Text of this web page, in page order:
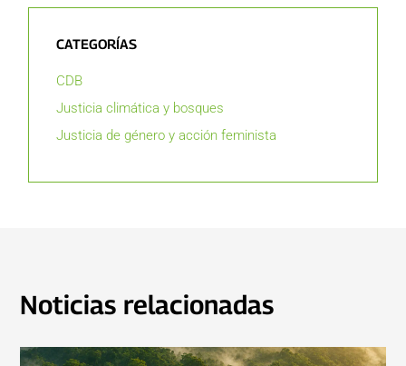
CATEGORÍAS
CDB
Justicia climática y bosques
Justicia de género y acción feminista
Noticias relacionadas